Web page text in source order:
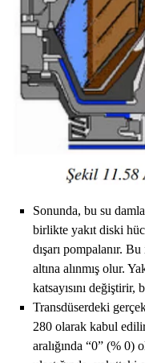
Sonunda, bu su
birlikte yakıt diski
dışarı pompalanır.
altına alınmış olur.
katsayısını
Transdüserdeki
280 olarak kabul
aralığında “0” (% 0)